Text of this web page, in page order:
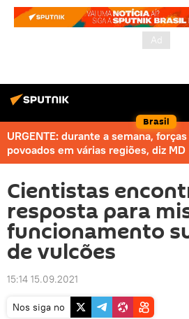
Brasil
URGENTE: durante a semana,
povoados em várias regiões, diz MD
Cientistas
resposta para
funcionamento
de vulcões
15:14 15.09.2021
Nos siga no